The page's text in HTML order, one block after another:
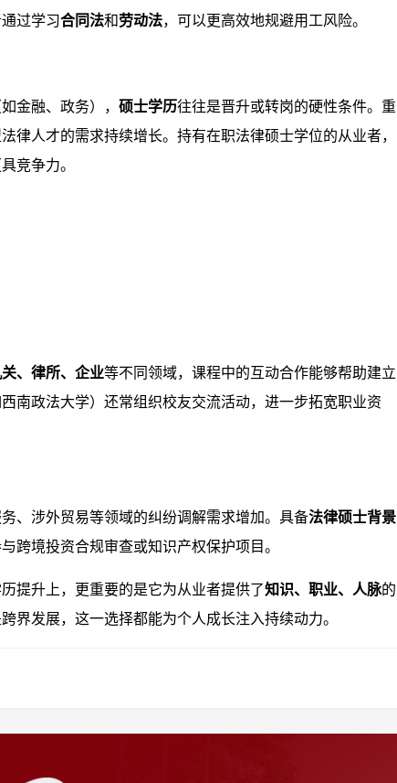
过学习合同法和劳动法，可以更高效地规避用工风险。
金融、政务）， 硕士学历往往是晋升或转岗的硬性条件。重
律人才的需求持续增长。持有在职法律硕士学位的从业者，
竞争力。
、律所、企业等不同领域，课程中的互动合作能够帮助建立
南政法大学）还常组织校友交流活动，进一步拓宽职业资
、涉外贸易等领域的纠纷调解需求增加。具备法律硕士背景
跨境投资合规审查或知识产权保护项目。
提升上，更重要的是它为从业者提供了知识、职业、人脉的
界发展，这一选择都能为个人成长注入持续动力。